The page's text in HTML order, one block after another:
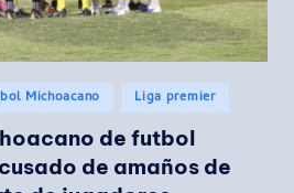
Michoacano Liga premier
de futbol
de amaños de